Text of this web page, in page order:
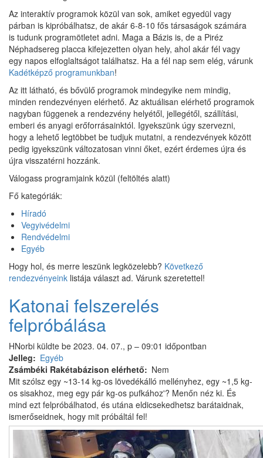
Az interaktív programok közül van sok, amiket egyedül vagy
párban is kipróbálhatsz, de akár 6-8-10 fős társaságok számára
is tudunk programötletet adni. Maga a Bázis is, de a Piréz
Néphadsereg placca kifejezetten olyan hely, ahol akár fél vagy
egy napos elfoglaltságot találhatsz. Ha a fél nap sem elég, várunk
Kadétképző programunkban!
Az itt látható, és bővülő programok mindegyike nem mindig,
minden rendezvényen elérhető. Az aktuálisan elérhető programok
nagyban függenek a rendezvény helyétől, jellegétől, szállítási,
emberi és anyagi erőforrásainktól. Igyekszünk úgy szervezni,
hogy a lehető legtöbbet be tudjuk mutatni, a rendezvények között
pedig igyekszünk változatosan vinni őket, ezért érdemes újra és
újra visszatérni hozzánk.
Válogass programjaink közül (feltöltés alatt)
Fő kategóriák:
Híradó
Vegyivédelmi
Rendvédelmi
Egyéb
Hogy hol, és merre leszünk legközelebb? Következő
rendezvényeink listája választ ad. Várunk szeretettel!
Katonai felszerelés
felpróbálása
HNorbi küldte be 2023. 04. 07., p – 09:01 időpontban
Jelleg
Egyéb
Zsámbéki Rakétabázison elérhető
Nem
Mit szólsz egy ~13-14 kg-os lövedékálló mellényhez, egy ~1,5 kg-
os sisakhoz, meg egy pár kg-os pufkához'? Menőn néz ki. És
mind ezt felpróbálhatod, és utána eldicsekedhetsz barátaidnak,
ismerőseidnek, hogy mit próbáltál fel!
Képek